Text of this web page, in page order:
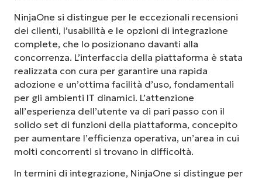
NinjaOne si distingue per le eccezionali recensioni
dei clienti, l’usabilità e le opzioni di integrazione
complete, che lo posizionano davanti alla
concorrenza. L’interfaccia della piattaforma è stata
realizzata con cura per garantire una rapida
adozione e un’ottima facilità d’uso, fondamentali
per gli ambienti IT dinamici. L’attenzione
all’esperienza dell’utente va di pari passo con il
solido set di funzioni della piattaforma, concepito
per aumentare l’efficienza operativa, un’area in cui
molti concorrenti si trovano in difficoltà.
In termini di integrazione, NinjaOne si distingue per